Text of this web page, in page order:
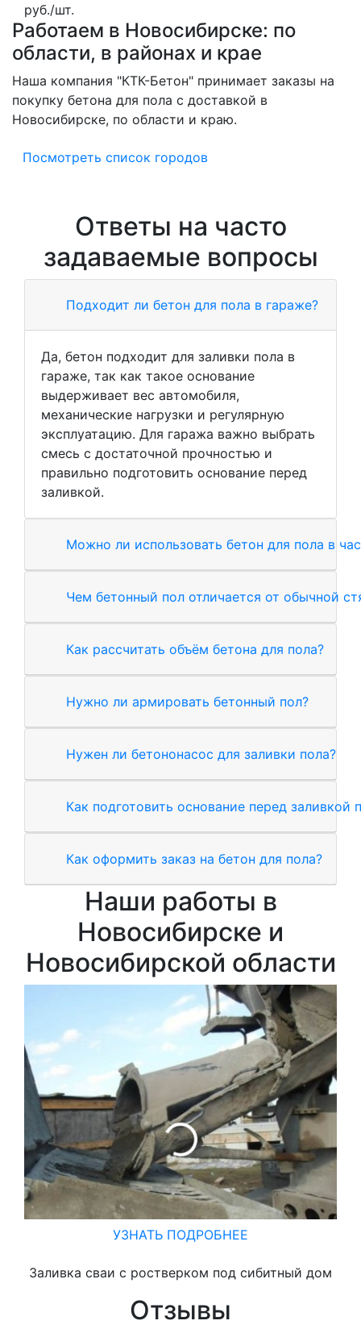
руб./шт.
Работаем в Новосибирске: по
области, в районах и крае
Наша компания "КТК-Бетон" принимает заказы на
покупку бетона для пола с доставкой в
Новосибирске, по области и краю.
Посмотреть список городов
Ответы на часто
задаваемые вопросы
Подходит ли бетон для пола в гараже?
Да, бетон подходит для заливки пола в
гараже, так как такое основание
выдерживает вес автомобиля,
механические нагрузки и регулярную
эксплуатацию. Для гаража важно выбрать
смесь с достаточной прочностью и
правильно подготовить основание перед
заливкой.
Можно ли использовать бетон для пола в
Чем бетонный пол отличается от обычной
Как рассчитать объём бетона для пола?
Нужно ли армировать бетонный пол?
Нужен ли бетононасос для заливки пола?
Как подготовить основание перед заливкой
Как оформить заказ на бетон для пола?
Наши работы в
Новосибирске и
Новосибирской области
УЗНАТЬ ПОДРОБНЕЕ
Заливка сваи с ростверком под сибитный дом
Отзывы